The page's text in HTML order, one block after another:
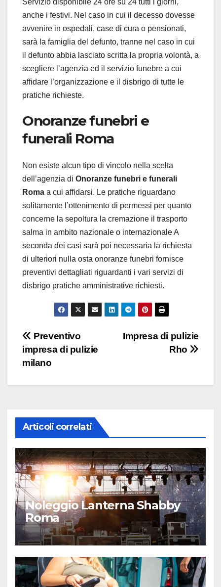
Servizio disponibile 24 ore su 24 tutti i giorni,
anche i festivi. Nel caso in cui il decesso dovesse
avvenire in ospedali, case di cura o pensionati,
sarà la famiglia del defunto, tranne nel caso in cui
il defunto abbia lasciato scritta la propria volontà, a
scegliere l’agenzia ed il servizio funebre a cui
affidare l’organizzazione e il disbrigo di tutte le
pratiche richieste.
Onoranze funebri e
funerali Roma
Non esiste alcun tipo di vincolo nella scelta
dell’agenzia di Onoranze funebri e funerali
Roma a cui affidarsi. Le pratiche riguardano
solitamente l’ottenimento di permessi per quanto
concerne la sepoltura la cremazione il trasporto
salma in ambito nazionale o internazionale A
seconda dei casi sarà poi necessaria la richiesta
di ulteriori nulla osta onoranze funebri fornisce
preventivi dettagliati riguardanti i vari servizi di
disbrigo pratiche amministrative richiesti.
Navigazione
articoli
Impresa di pulizie
Rho
Preventivo
impresa di pulizie
milano
Articoli correlati
Noleggio Lanterna Shabby
Roma